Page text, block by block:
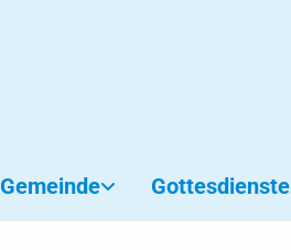
Gemeinde Gottesdienste